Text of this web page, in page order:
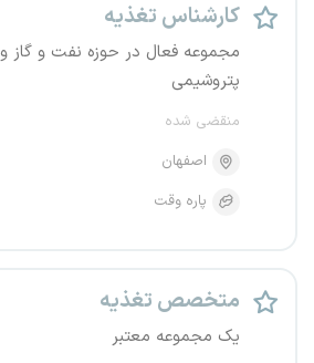
کارشناس تغذیه
مجموعه فعال در حوزه نفت و گاز و
پتروشیمی
منقضی شده
اصفهان
پاره وقت
متخصص تغذیه
یک مجموعه معتبر